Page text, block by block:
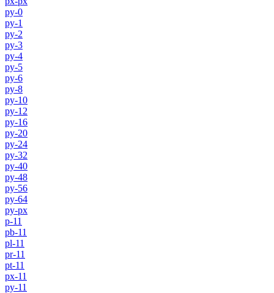
py-0
py-1
py-2
py-3
py-4
py-5
py-6
py-8
py-10
py-12
py-16
py-20
py-24
py-32
py-40
py-48
py-56
py-64
py-px
p-11
pb-11
pl-11
pr-11
pt-11
px-11
py-11